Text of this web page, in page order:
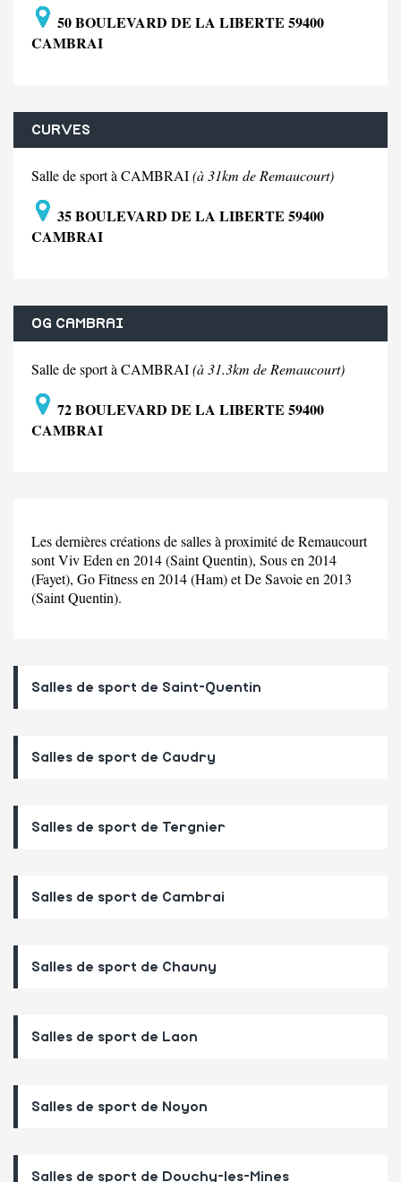
50 BOULEVARD DE LA LIBERTE 59400
CAMBRAI
CURVES
Salle de sport à CAMBRAI(à 31km de Remaucourt)
35 BOULEVARD DE LA LIBERTE 59400
CAMBRAI
OG CAMBRAI
Salle de sport à CAMBRAI(à 31.3km de Remaucourt)
72 BOULEVARD DE LA LIBERTE 59400
CAMBRAI
Les dernières créations de salles à proximité de Remaucourt
sont Viv Eden en 2014 (Saint Quentin), Sous en 2014
(Fayet), Go Fitness en 2014 (Ham) et De Savoie en 2013
(Saint Quentin).
Salles de sport de Saint-Quentin
Salles de sport de Caudry
Salles de sport de Tergnier
Salles de sport de Cambrai
Salles de sport de Chauny
Salles de sport de Laon
Salles de sport de Noyon
Salles de sport de Douchy-les-Mines